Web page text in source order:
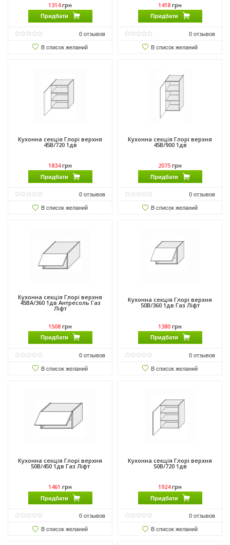
1314грн
Придбати
0отзывов
В список желаний
1418 грн
Придбати
0отзывов
В список желаний
Кухонна секція Глорі верхня
45В/720 1дв
1834грн
Придбати
0отзывов
В список желаний
Кухонна секція Глорі верхня
45В/900 1дв
2075 грн
Придбати
0отзывов
В список желаний
Кухонна секція Глорі верхня
45ВА/360 1дв Антресоль Газ
Ліфт
1508 грн
Придбати
0отзывов
В список желаний
Кухонна секція Глорі верхня
50В/360 1дв Газ Ліфт
1380 грн
Придбати
0отзывов
В список желаний
Кухонна секція Глорі верхня
50В/450 1дв Газ Ліфт
1461 грн
Придбати
0отзывов
В список желаний
Кухонна секція Глорі верхня
50В/720 1дв
1924грн
Придбати
0отзывов
В список желаний